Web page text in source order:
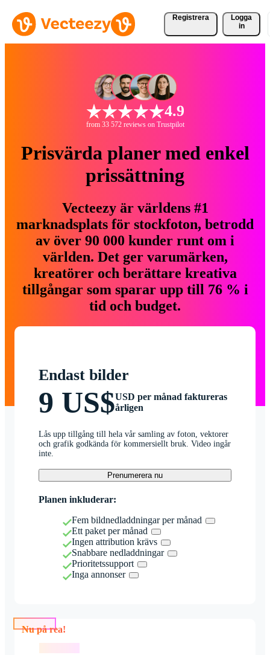
Registrera
Logga
in
4.9
from 33 572 reviews on Trustpilot
Prisvärda planer med enkel
prissättning
Vecteezy är världens #1
marknadsplats för stockfoton, betrodd
av över 90 000 kunder runt om i
världen. Det ger varumärken,
kreatörer och berättare kreativa
tillgångar som sparar upp till 76 % i
tid och budget.
Endast bilder
9 US$USD per månad faktureras
årligen
Lås upp tillgång till hela vår samling av foton, vektorer
och grafik godkända för kommersiellt bruk. Video ingår
inte.
Prenumerera nu
Planen inkluderar:
Fem bildnedladdningar per månad
Ett paket per månad
Ingen attribution krävs
Snabbare nedladdningar
Prioritetssupport
Inga annonser
Nu på rea!